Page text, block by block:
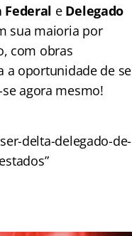
Federal e Delegado
sua maioria por
com obras
a oportunidade de se
agora mesmo!
delta-delegado-de-